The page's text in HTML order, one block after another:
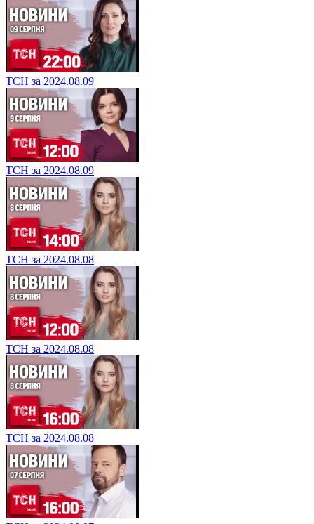
ТСН за 2024.08.09
ТСН за 2024.08.09
ТСН за 2024.08.08
ТСН за 2024.08.08
ТСН за 2024.08.08